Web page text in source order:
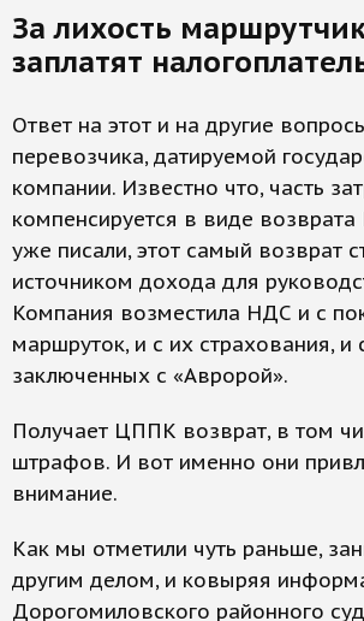
За лихость
заплатят
Ответ на этот и на другие
перевозчика, датируемой
компании. Известно что, часть
компенсируется в виде
уже писали, этот самый возврат
источником дохода для
Компания возместила НДС и с
маршруток, и с их страхования, и
заключенных с «Авророй».
Получает ЦППК возврат, в том
штрафов. И вот именно они
внимание.
Как мы отметили чуть раньше,
другим делом, и ковыряя
Дорогомиловского районного